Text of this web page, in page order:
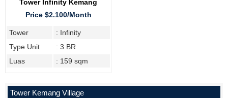
Tower Infinity Kemang
Village
Price $2.100/Month
Tower
: Infinity
Type Unit
: 3 BR
Luas
: 159 sqm
Tower Kemang Village